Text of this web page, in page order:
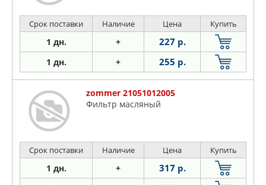
Срок поставки Наличие Цена Купить
1 дн. + 227 р.
1 дн. + 255 р.
zommer 21051012005
Фильтр масляный
Срок поставки Наличие Цена Купить
1 дн. + 317 р.